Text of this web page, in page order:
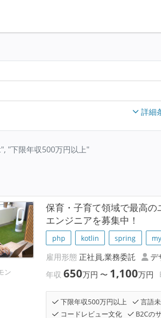
詳細
"下限年収500万円以上"
ン
保育・子育て領域で最高
エンジニアを募集中！
php kotlin spring
雇用形態 正社員,業務委託 デ
年収650万円 〜 1,100万円
下限年収500万円以上 言語
コードレビュー文化
B2Cの